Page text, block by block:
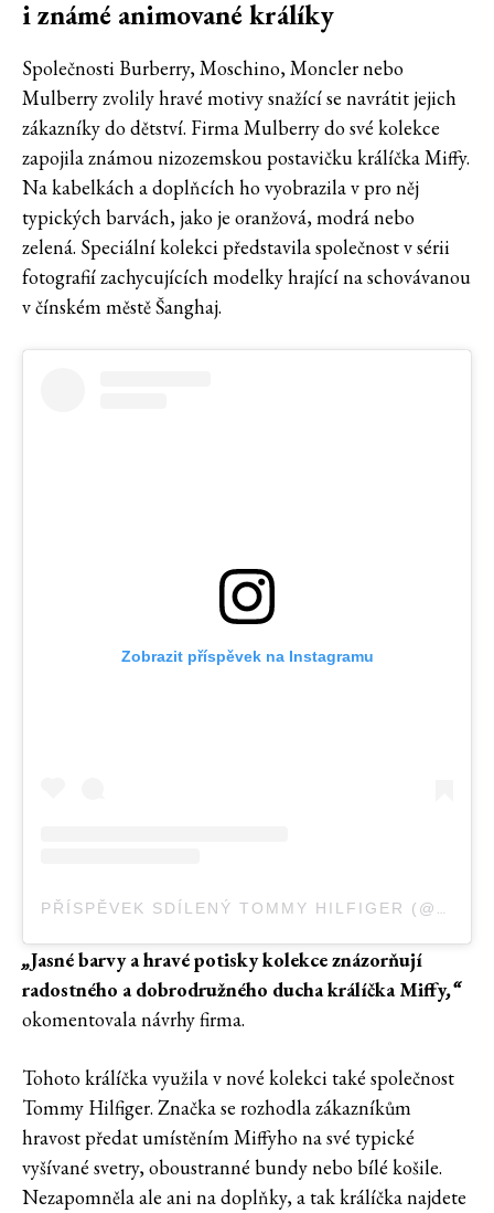
i známé animované králíky
Společnosti Burberry, Moschino, Moncler nebo
Mulberry zvolily hravé motivy snažící se navrátit jejich
zákazníky do dětství. Firma Mulberry do své kolekce
zapojila známou nizozemskou postavičku králíčka Miffy.
Na kabelkách a doplňcích ho vyobrazila v pro něj
typických barvách, jako je oranžová, modrá nebo
zelená. Speciální kolekci představila společnost v sérii
fotografií zachycujících modelky hrající na schovávanou
v čínském městě Šanghaj.
Zobrazit příspěvek na Instagramu
PŘÍSPĚVEK SDÍLENÝ TOMMY HILFIGER (@TOMMYHILFIGER)
„Jasné barvy a hravé potisky kolekce znázorňují
radostného a dobrodružného ducha králíčka Miffy,“
okomentovala návrhy firma.
Tohoto králíčka využila v nové kolekci také společnost
Tommy Hilfiger. Značka se rozhodla zákazníkům
hravost předat umístěním Miffyho na své typické
vyšívané svetry, oboustranné bundy nebo bílé košile.
Nezapomněla ale ani na doplňky, a tak králíčka najdete